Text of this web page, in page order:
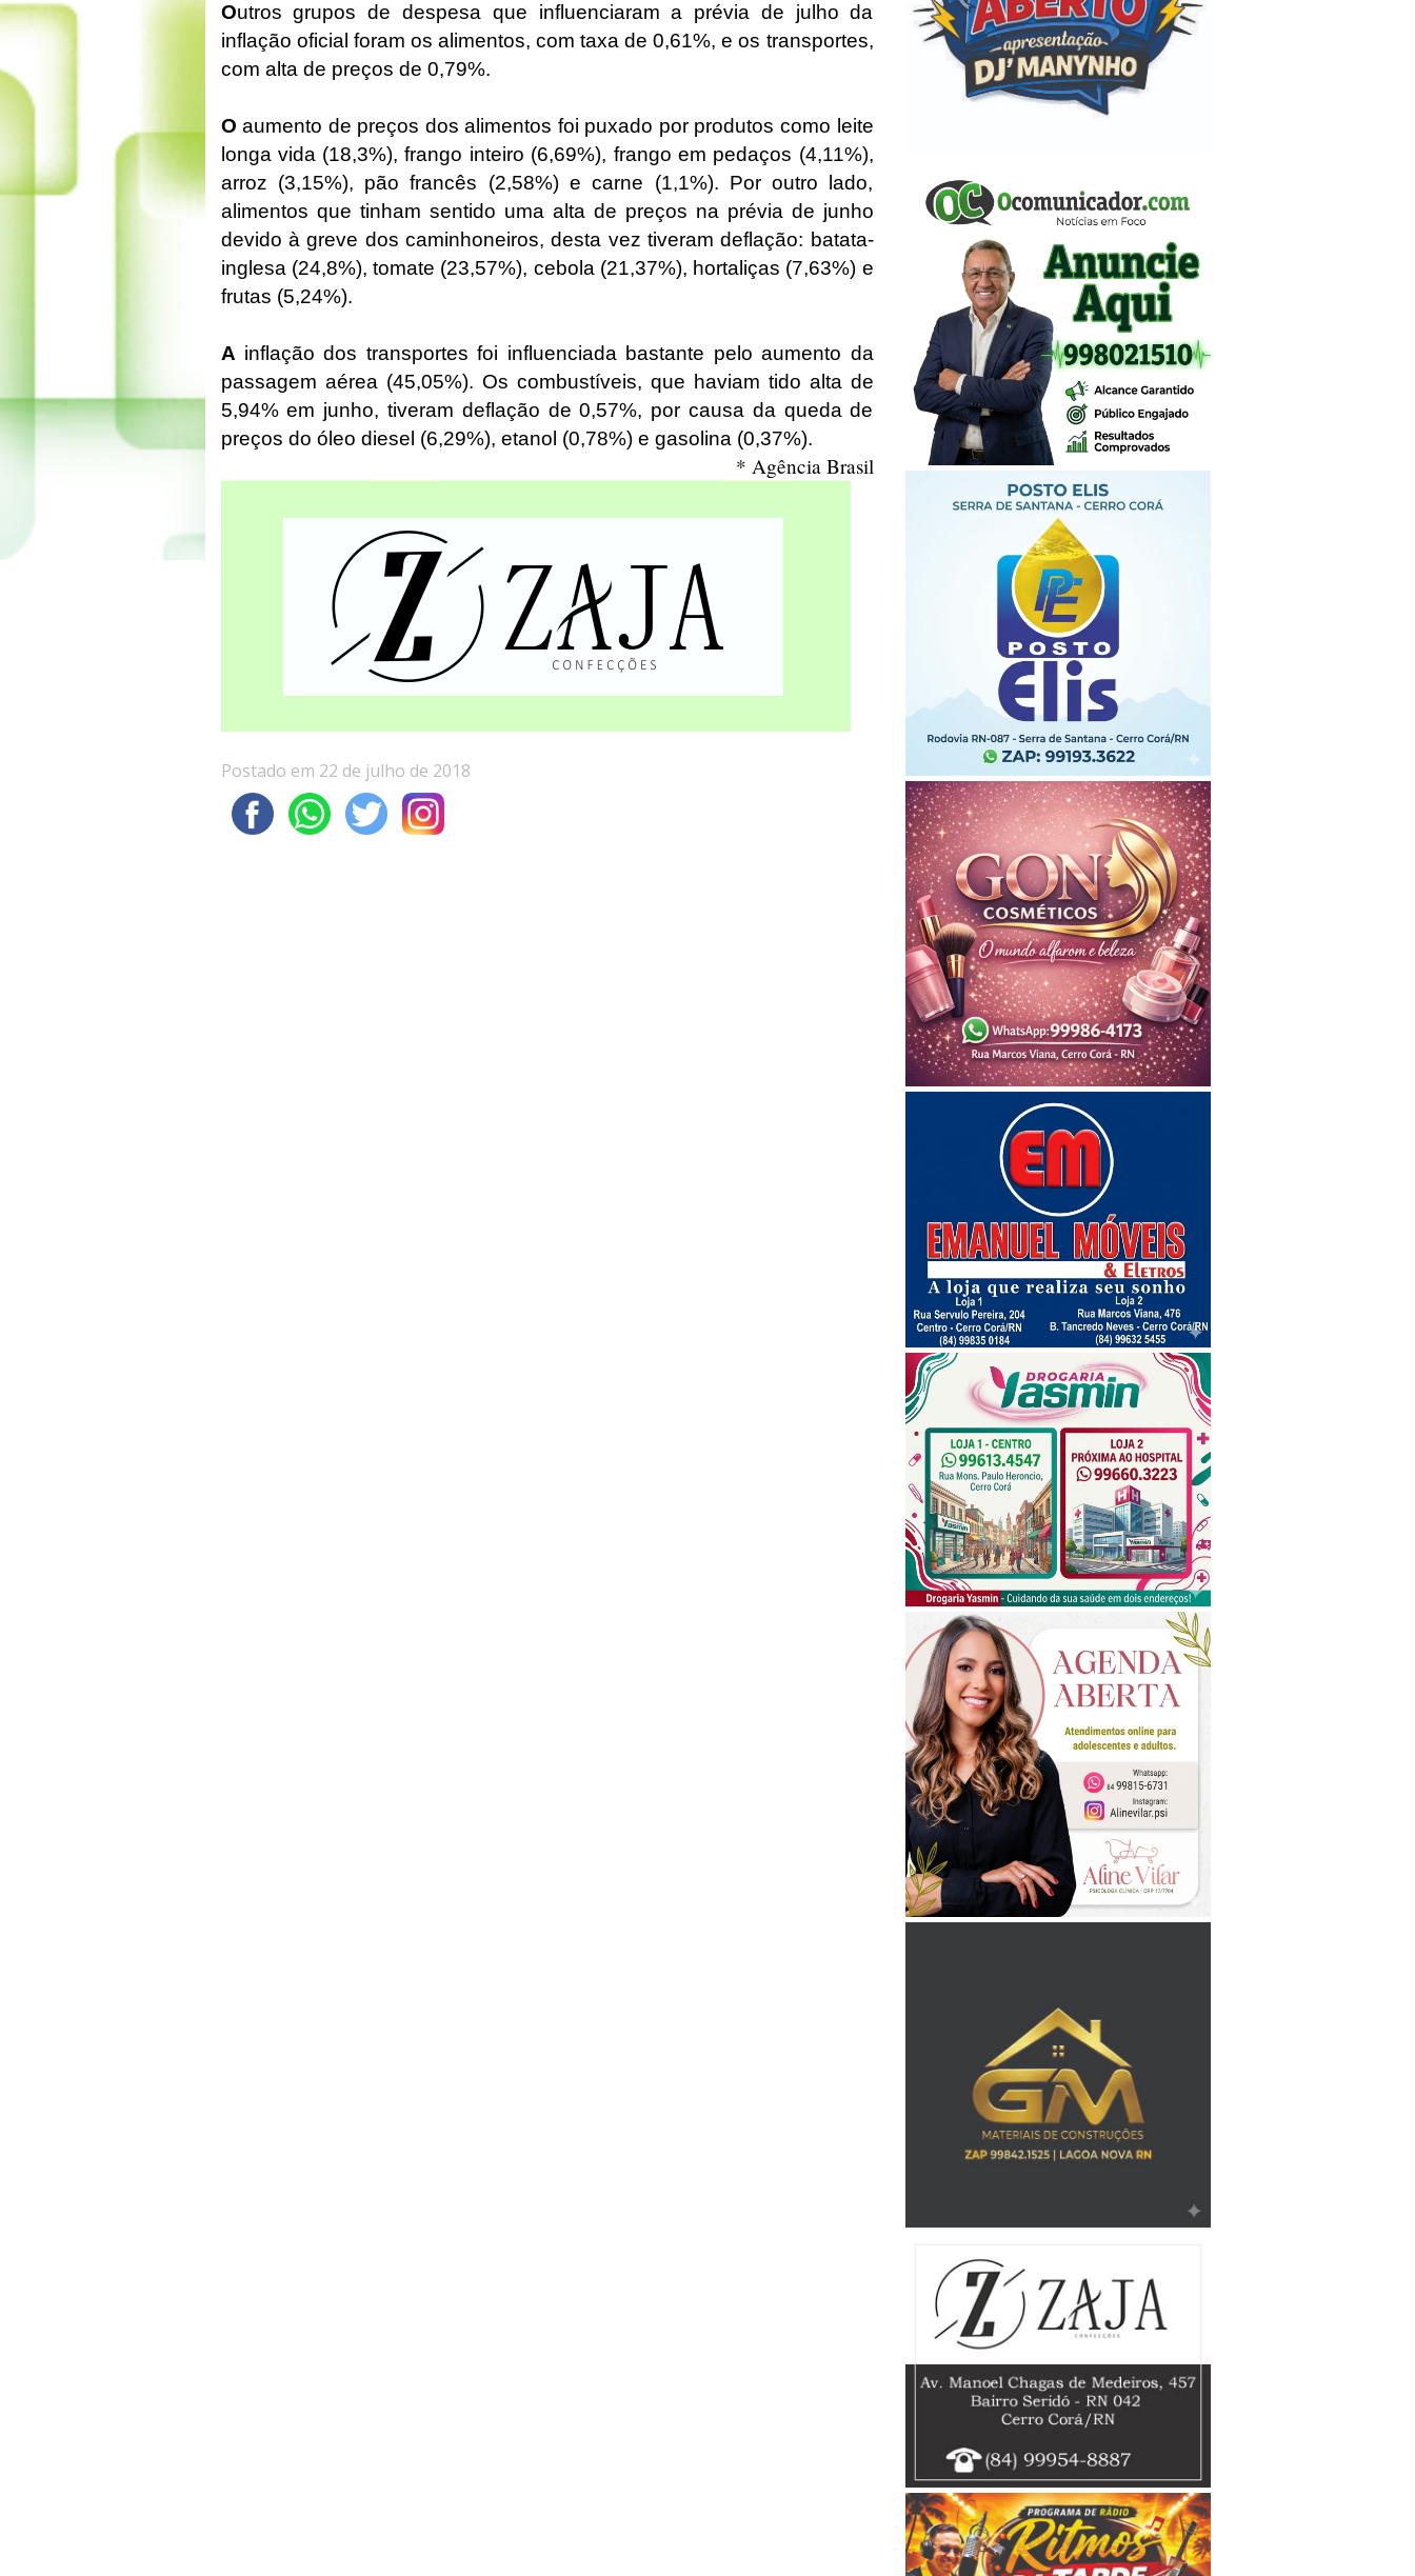
Outros grupos de despesa que influenciaram a prévia de julho da
inflação oficial foram os alimentos, com taxa de 0,61%, e os transportes,
com alta de preços de 0,79%.
O aumento de preços dos alimentos foi puxado por produtos como leite
longa vida (18,3%), frango inteiro (6,69%), frango em pedaços (4,11%),
arroz (3,15%), pão francês (2,58%) e carne (1,1%). Por outro lado,
alimentos que tinham sentido uma alta de preços na prévia de junho
devido à greve dos caminhoneiros, desta vez tiveram deflação: batata-
inglesa (24,8%), tomate (23,57%), cebola (21,37%), hortaliças (7,63%) e
frutas (5,24%).
A inflação dos transportes foi influenciada bastante pelo aumento da
passagem aérea (45,05%). Os combustíveis, que haviam tido alta de
5,94% em junho, tiveram deflação de 0,57%, por causa da queda de
preços do óleo diesel (6,29%), etanol (0,78%) e gasolina (0,37%).
* Agência Brasil
Postado em 22 de julho de 2018